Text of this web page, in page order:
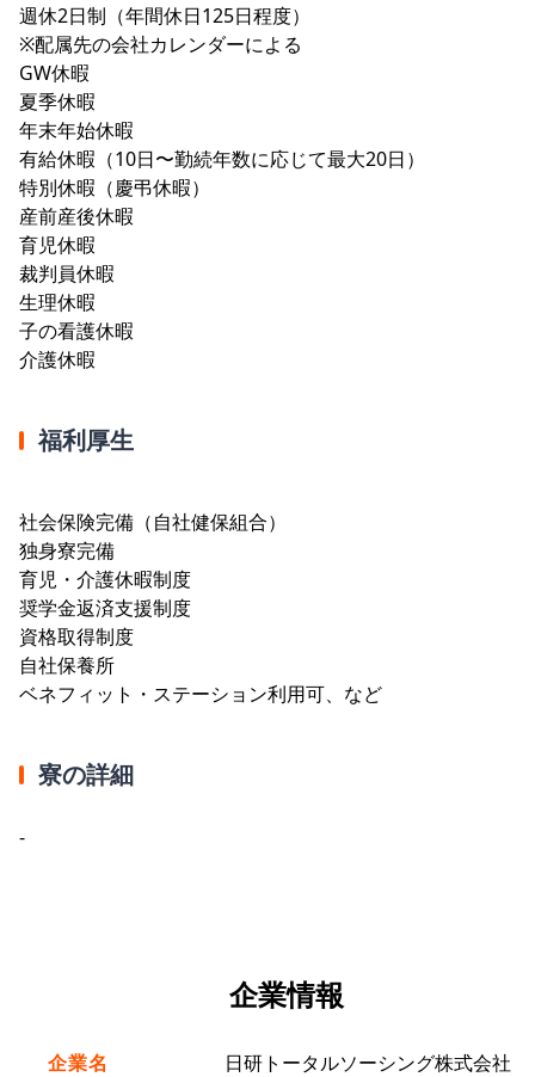
週休2日制（年間休日125日程度）
※配属先の会社カレンダーによる
GW休暇
夏季休暇
年末年始休暇
有給休暇（10日〜勤続年数に応じて最大20日）
特別休暇（慶弔休暇）
産前産後休暇
育児休暇
裁判員休暇
生理休暇
子の看護休暇
介護休暇
福利厚生
社会保険完備（自社健保組合）
独身寮完備
育児・介護休暇制度
奨学金返済支援制度
資格取得制度
自社保養所
ベネフィット・ステーション利用可、など
寮の詳細
-
企業情報
企業名 日研トータルソーシング株式会社